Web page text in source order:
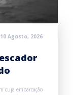
10 Agosto, 2026
cuja embarcação